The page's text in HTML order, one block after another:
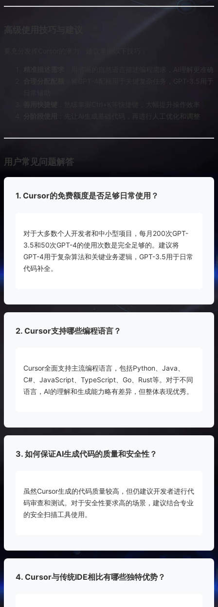
：用清晰的自然语言描述编程需求，AI理解更准确
：将GPT-4配额用于关键复杂任务，GPT-3.5用于
：熟练掌握Ctrl+K等快捷键，大幅提升操作效率
：先让AI生成基础代码，再进行人工优化和调整
用户常见问题解答
1. Cursor的免费额度是否足够日常使用？
对于大多数个人开发者和中小型项目，每月200次GPT-
3.5和50次GPT-4的使用次数是完全足够的。建议将
GPT-4用于复杂算法和关键业务逻辑，GPT-3.5用于日常
代码补全。
2. Cursor支持哪些编程语言？
Cursor全面支持主流编程语言，包括Python、Java、
C#、JavaScript、TypeScript、Go、Rust等。对于不同
语言，AI的理解和生成能力略有差异，但整体表现优秀。
3. 如何保证AI生成代码的质量和安全性？
虽然Cursor生成的代码质量较高，但仍建议开发者进行代
码审查和测试。对于安全性要求高的场景，建议结合专业
的安全扫描工具使用。
4. Cursor与传统IDE相比有哪些独特优势？